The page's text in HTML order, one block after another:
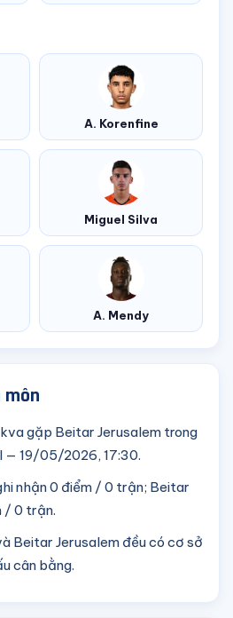
A. Korenfine
Miguel Silva
A. Mendy
môn
gặp Beitar Jerusalem trong
— 19/05/2026, 17:30.
nhận 0 điểm / 0 trận; Beitar
/ 0 trận.
Beitar Jerusalem đều có cơ sở
cân bằng.